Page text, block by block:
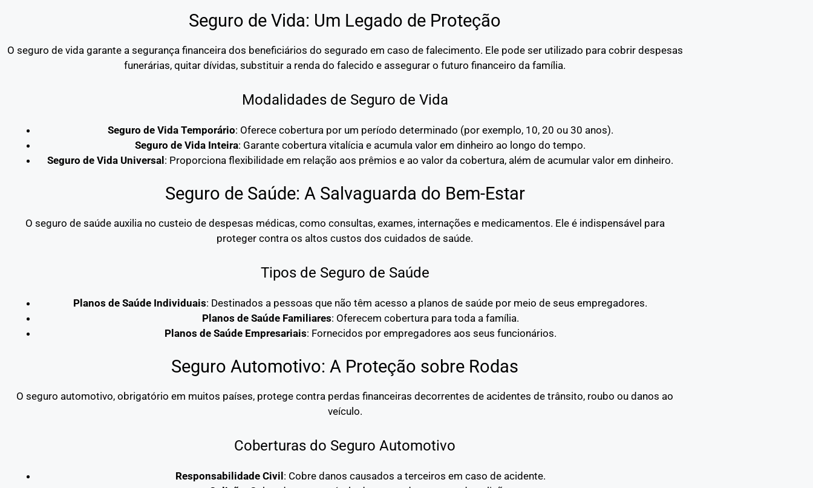
Seguro de Vida: Um Legado de Proteção
O seguro de vida garante a segurança financeira dos beneficiários do segurado em caso de falecimento. Ele pode ser utilizado para cobrir despesas
funerárias, quitar dívidas, substituir a renda do falecido e assegurar o futuro financeiro da família.
Modalidades de Seguro de Vida
Seguro de Vida Temporário: Oferece cobertura por um período determinado (por exemplo, 10, 20 ou 30 anos).
Seguro de Vida Inteira: Garante cobertura vitalícia e acumula valor em dinheiro ao longo do tempo.
Seguro de Vida Universal: Proporciona flexibilidade em relação aos prêmios e ao valor da cobertura, além de acumular valor em dinheiro.
Seguro de Saúde: A Salvaguarda do Bem-Estar
O seguro de saúde auxilia no custeio de despesas médicas, como consultas, exames, internações e medicamentos. Ele é indispensável para
proteger contra os altos custos dos cuidados de saúde.
Tipos de Seguro de Saúde
Planos de Saúde Individuais: Destinados a pessoas que não têm acesso a planos de saúde por meio de seus empregadores.
Planos de Saúde Familiares: Oferecem cobertura para toda a família.
Planos de Saúde Empresariais: Fornecidos por empregadores aos seus funcionários.
Seguro Automotivo: A Proteção sobre Rodas
O seguro automotivo, obrigatório em muitos países, protege contra perdas financeiras decorrentes de acidentes de trânsito, roubo ou danos ao
veículo.
Coberturas do Seguro Automotivo
Responsabilidade Civil: Cobre danos causados a terceiros em caso de acidente.